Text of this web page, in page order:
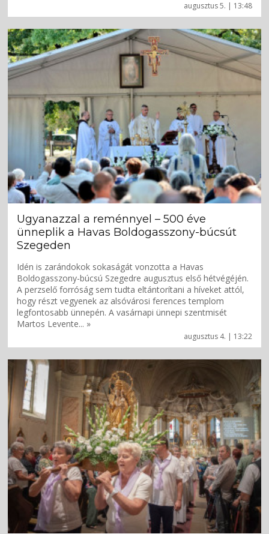
augusztus 5. | 13:48
augusztus 4. | 13:22
Ugyanazzal a reménnyel – 500 éve
ünneplik a Havas Boldogasszony-búcsút
Szegeden
Idén is zarándokok sokaságát vonzotta a Havas
Boldogasszony-búcsú Szegedre augusztus első hétvégéjén.
A perzselő forróság sem tudta eltántorítani a híveket attól,
hogy részt vegyenek az alsóvárosi ferences templom
legfontosabb ünnepén. A vasárnapi ünnepi szentmisét
Martos Levente... »